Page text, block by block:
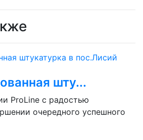
шту...
ProLine с радостью
очередного успешного